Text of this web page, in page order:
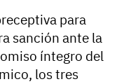
para
sanción ante la
íntegro del
los tres